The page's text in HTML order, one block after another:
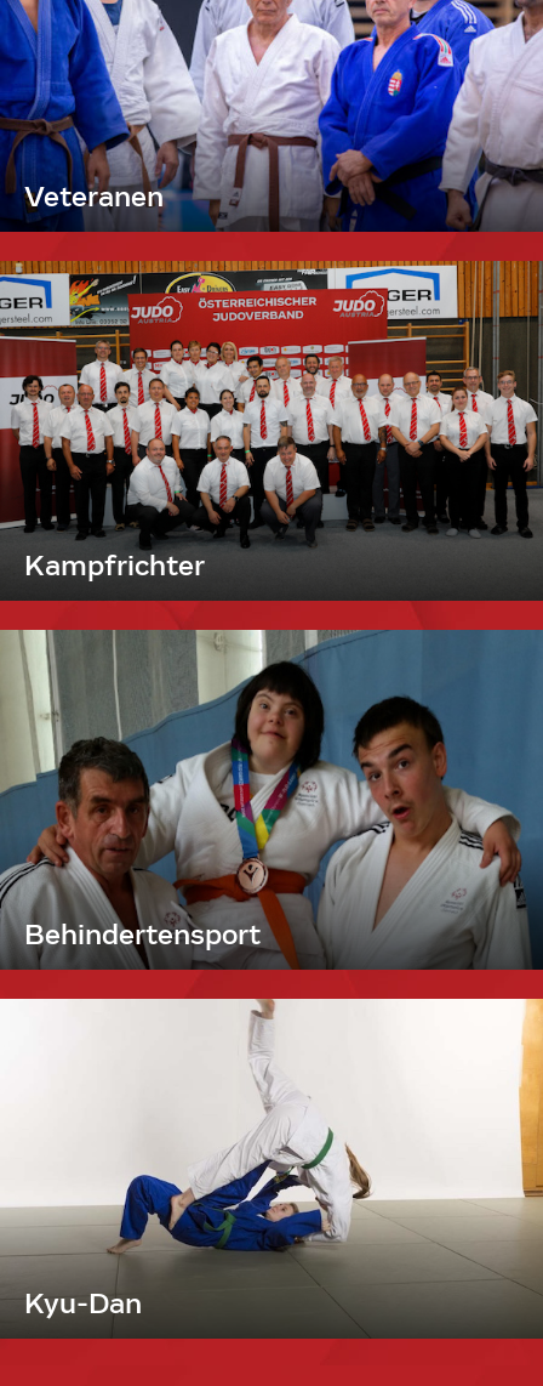
Veteranen
Kampfrichter
Behindertensport
Kyu-Dan